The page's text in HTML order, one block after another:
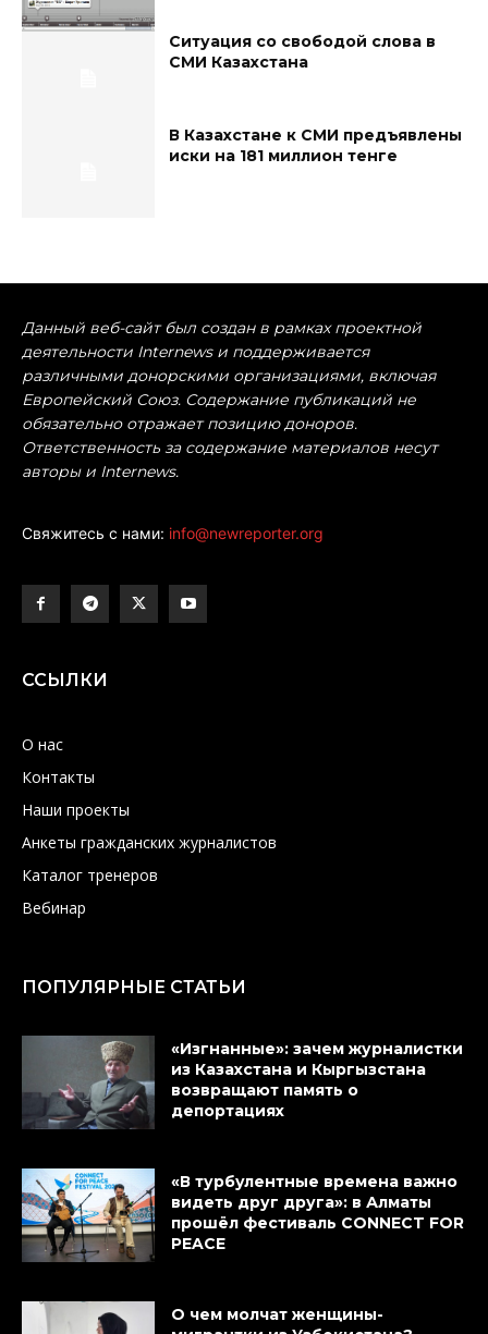
Ситуация со свободой слова в
СМИ Казахстана
В Казахстане к СМИ предъявлены
иски на 181 миллион тенге
Данный веб-сайт был создан в рамках проектной
деятельности Internews и поддерживается
различными донорскими организациями, включая
Европейский Союз. Содержание публикаций не
обязательно отражает позицию доноров.
Ответственность за содержание материалов несут
авторы и Internews.
Свяжитесь с нами: info@newreporter.org
ССЫЛКИ
О нас
Контакты
Наши проекты
Анкеты гражданских журналистов
Каталог тренеров
Вебинар
ПОПУЛЯРНЫЕ СТАТЬИ
«Изгнанные»: зачем журналистки
из Казахстана и Кыргызстана
возвращают память о
депортациях
«В турбулентные времена важно
видеть друг друга»: в Алматы
прошёл фестиваль CONNECT FOR
PEACE
О чем молчат женщины-